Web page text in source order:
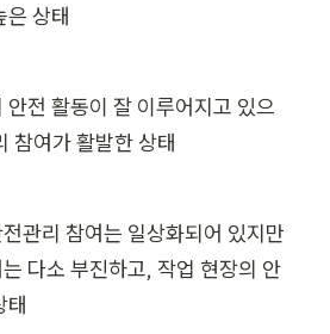
은 상태
안전 활동이 잘 이루어지고 있으
참여가 활발한 상태
관리 참여는 일상화되어 있지만
다소 부진하고, 작업 현장의 안
태